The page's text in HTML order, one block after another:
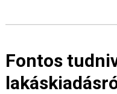
Fontos